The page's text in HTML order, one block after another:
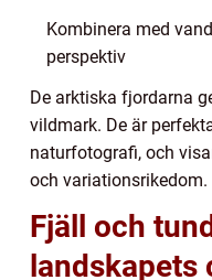
Kombinera med
perspektiv
De arktiska fjordarna
vildmark. De är
naturfotografi, och
och variationsrikedom.
Fjäll och
landskapets